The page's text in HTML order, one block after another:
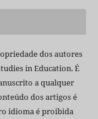
dos autores
in Education. É
a qualquer
dos artigos é
idioma é proibida